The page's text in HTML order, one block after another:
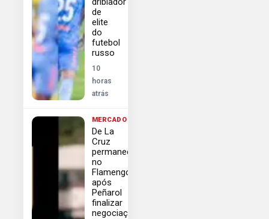
de
elite
do
futebol
russo
10
horas
atrás
MERCADO
De La
Cruz
permanece
no
Flamengo
após
Peñarol
finalizar
negociações